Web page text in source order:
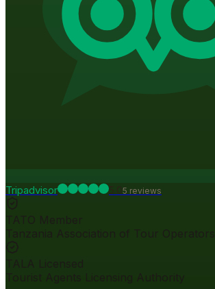
Tripadvisor 5 reviews
TATO Member
Tanzania Association of Tour Operators
TALA Licensed
Tourist Agents Licensing Authority